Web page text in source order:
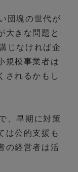
団塊の世代が
大きな問題と
じなければ企
規模事業者は
されるかもし
、早期に対策
は公的支援も
の経営者は活